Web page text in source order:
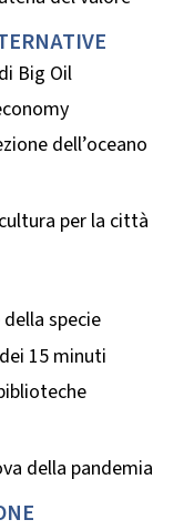
Big Oil
dell’oceano
per la città
specie
15 minuti
della pandemia